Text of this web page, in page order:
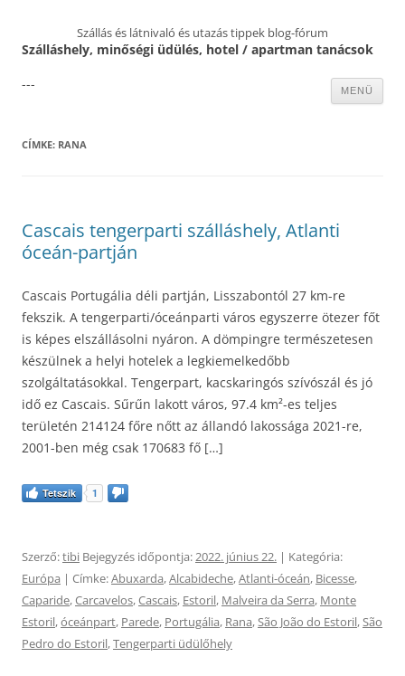
Szállás és látnivaló és utazás tippek blog-fórum
Szálláshely, minőségi üdülés, hotel / apartman tanácsok
MENÜ
---
CÍMKE: RANA
Cascais tengerparti szálláshely, Atlanti
óceán-partján
Cascais Portugália déli partján, Lisszabontól 27 km-re
fekszik. A tengerparti/óceánparti város egyszerre ötezer főt
is képes elszállásolni nyáron. A dömpingre természetesen
készülnek a helyi hotelek a legkiemelkedőbb
szolgáltatásokkal. Tengerpart, kacskaringós szívószál és jó
idő ez Cascais. Sűrűn lakott város, 97.4 km²-es teljes
területén 214124 főre nőtt az állandó lakossága 2021-re,
2001-ben még csak 170683 fő […]
Tetszik 1
Szerző:tibi Bejegyzés időpontja:2022. június 22. | Kategória:
Európa | Címke:Abuxarda,Alcabideche,Atlanti-óceán, Bicesse,
Caparide,Carcavelos,Cascais, Estoril, Malveira da Serra, Monte
Estoril,óceánpart, Parede, Portugália, Rana,São João do Estoril,São
Pedro do Estoril,Tengerparti üdülőhely